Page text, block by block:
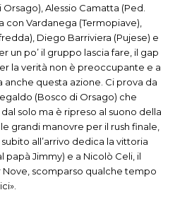
Alessio Camatta (Ped.
con Vardanega (Termopiave),
Diego Barriviera (Pujese) e
un po’ il gruppo lascia fare, il gap
la verità non è preoccupante e a
anche questa azione. Ci prova da
(Bosco di Orsago) che
solo ma è ripreso al suono della
grandi manovre per il rush finale,
all’arrivo dedica la vittoria
papà Jimmy) e a Nicolò Celi, il
Nove, scomparso qualche tempo